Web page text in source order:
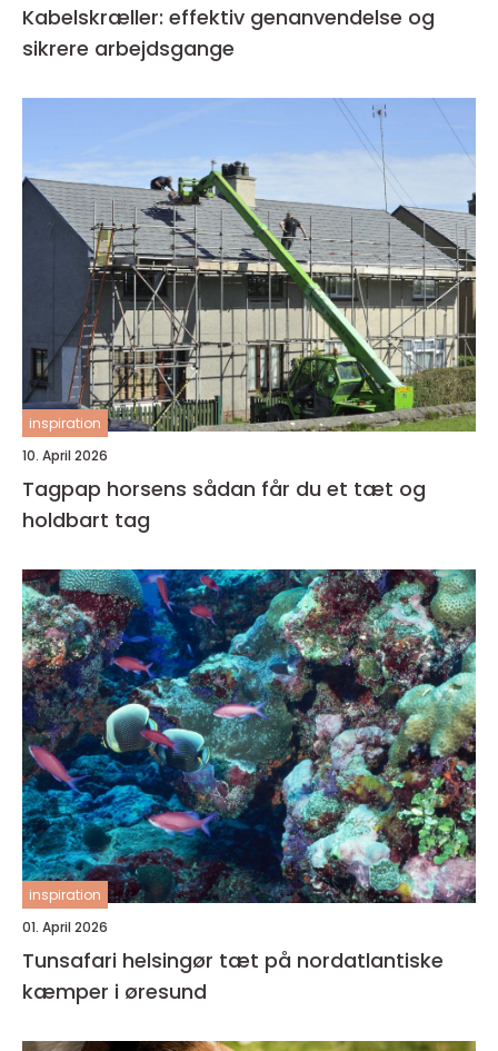
Kabelskræller: effektiv genanvendelse og
sikrere arbejdsgange
inspiration
10. April 2026
Tagpap horsens sådan får du et tæt og
holdbart tag
inspiration
01. April 2026
Tunsafari helsingør tæt på nordatlantiske
kæmper i øresund